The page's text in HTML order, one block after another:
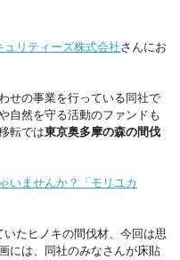
ュリティーズ株式会社さんにお
せの事業を行っている同社で
自然を守る活動のファンドも
転では東京奥多摩の森の間伐
いませんか？「モリユカ
たヒノキの間伐材、今回は思
には、同社のみなさんが床貼